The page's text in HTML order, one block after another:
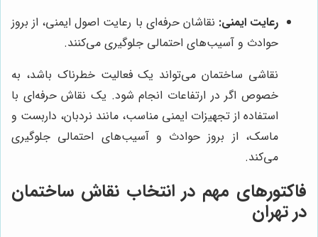
رعایت ایمنی: نقاشان حرفه‌ای با رعایت اصول ایمنی، از بروز
حوادث و آسیب‌های احتمالی جلوگیری می‌کنند.
نقاشی ساختمان می‌تواند یک فعالیت خطرناک باشد، به
خصوص اگر در ارتفاعات انجام شود. یک نقاش حرفه‌ای با
استفاده از تجهیزات ایمنی مناسب، مانند نردبان، داربست و
ماسک، از بروز حوادث و آسیب‌های احتمالی جلوگیری
می‌کند.
فاکتورهای مهم در انتخاب نقاش ساختمان
در تهران